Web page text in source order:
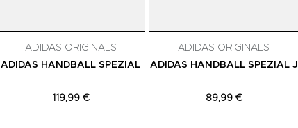
ADIDAS ORIGINALS
ADIDAS HANDBALL SPEZIAL
119,99 €
ADIDAS ORIGINALS
ADIDAS HANDBALL SPEZIAL J
89,99 €